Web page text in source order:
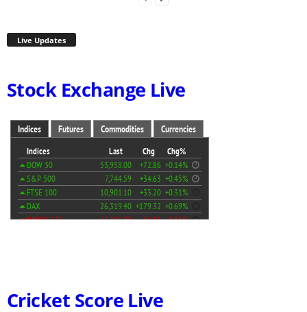
Live Updates
Stock Exchange Live
Cricket Score Live